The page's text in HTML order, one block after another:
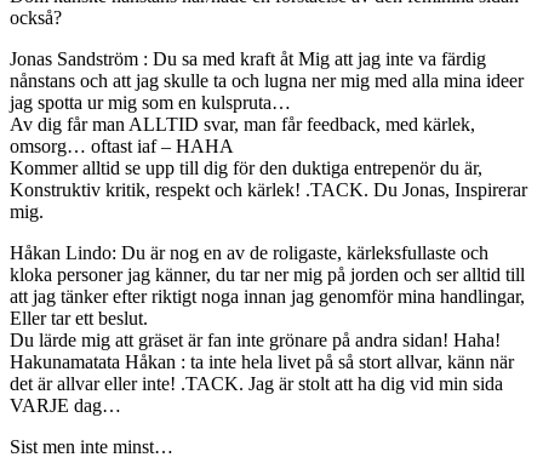
också?
Jonas Sandström : Du sa med kraft åt Mig att jag inte va färdig
nånstans och att jag skulle ta och lugna ner mig med alla mina ideer
jag spotta ur mig som en kulspruta…
Av dig får man ALLTID svar, man får feedback, med kärlek,
omsorg… oftast iaf – HAHA
Kommer alltid se upp till dig för den duktiga entrepenör du är,
Konstruktiv kritik, respekt och kärlek! .TACK. Du Jonas, Inspirerar
mig.
Håkan Lindo: Du är nog en av de roligaste, kärleksfullaste och
kloka personer jag känner, du tar ner mig på jorden och ser alltid till
att jag tänker efter riktigt noga innan jag genomför mina handlingar,
Eller tar ett beslut.
Du lärde mig att gräset är fan inte grönare på andra sidan! Haha!
Hakunamatata Håkan : ta inte hela livet på så stort allvar, känn när
det är allvar eller inte! .TACK. Jag är stolt att ha dig vid min sida
VARJE dag…
Sist men inte minst…